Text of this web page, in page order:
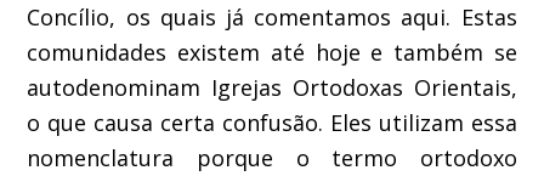
Concílio, os quais já comentamos aqui. Estas
comunidades existem até hoje e também se
autodenominam Igrejas Ortodoxas Orientais,
o que causa certa confusão. Eles utilizam essa
nomenclatura porque o termo ortodoxo